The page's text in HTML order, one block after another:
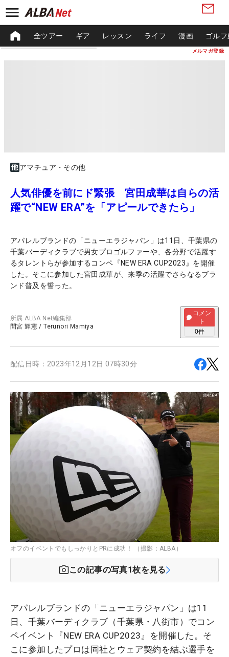
メルマガ登録
全ツアー ギア レッスン ライフ 漫画 ゴル
アマチュア・その他
人気俳優を前にド緊張 宮田成華は自らの活
躍で“NEW ERA”を「アピールできたら」
アパレルブランドの「ニューエラジャパン」は11日、千葉県の
千葉バーディクラブで男女プロゴルファーや、各分野で活躍す
るタレントらが参加するコンペ『NEW ERA CUP2023』を開催
した。そこに参加した宮田成華が、来季の活躍でさらなるブラ
ンド普及を誓った。
所属ALBA Net編集部
間宮 輝憲 /Terunori Mamiya
コメン
ト
0件
配信日時： 2023年12月12日 07時30分
オフのイベントでもしっかりとPRに成功！ （撮影：ALBA）
この記事の写真1枚を見る
アパレルブランドの「ニューエラジャパン」は11
日、千葉バーディクラブ（千葉県・八街市）でコン
ペイベント『NEW ERA CUP2023』を開催した。そ
こに参加したプロは同社とウェア契約を結ぶ選手を